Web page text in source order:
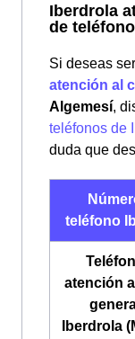
Iberdrola
de
Si deseas
atención al
Algemesí,
teléfonos de
duda que
teléfono
atención
Iberdrola